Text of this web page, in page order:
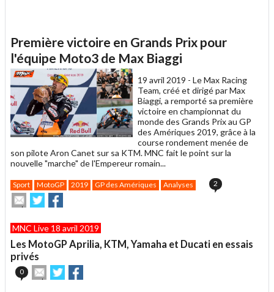
Première victoire en Grands Prix pour
l'équipe Moto3 de Max Biaggi
19 avril 2019 - Le Max Racing
Team, créé et dirigé par Max
Biaggi, a remporté sa première
victoire en championnat du
monde des Grands Prix au GP
des Amériques 2019, grâce à la
course rondement menée de
son pilote Aron Canet sur sa KTM. MNC fait le point sur la
nouvelle "marche" de l'Empereur romain...
Sport MotoGP 2019 GP des Amériques Analyses 2
Envoyer
cet
à
un
ami
Partager
sur
sur
MNC Live 18 avril 2019
Les MotoGP Aprilia, KTM, Yamaha et Ducati en essais
privés
0
Envoyer
cet
Partager
sur sur